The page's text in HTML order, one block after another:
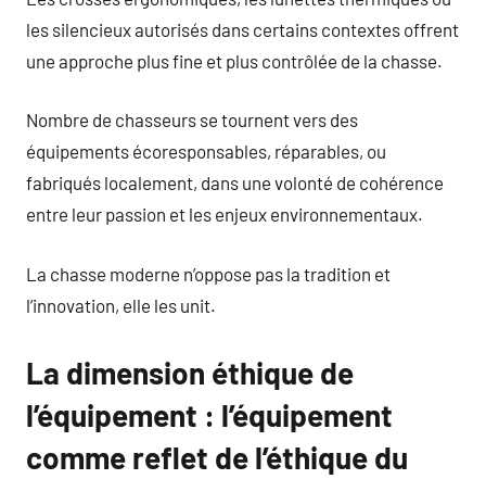
les silencieux autorisés dans certains contextes offrent
une approche plus fine et plus contrôlée de la chasse.
Nombre de chasseurs se tournent vers des
équipements écoresponsables, réparables, ou
fabriqués localement, dans une volonté de cohérence
entre leur passion et les enjeux environnementaux.
La chasse moderne n’oppose pas la tradition et
l’innovation, elle les unit.
La dimension éthique de
l’équipement : l’équipement
comme reflet de l’éthique du